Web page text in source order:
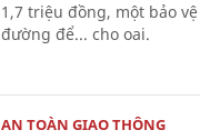
1,7 triệu đồng, một bảo
đường để... cho oai.
AN TOÀN GIAO THÔNG